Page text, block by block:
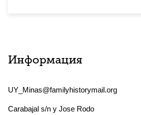
Информация
UY_Minas@familyhistorymail.org
Carabajal s/n y Jose Rodo